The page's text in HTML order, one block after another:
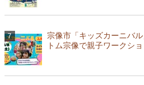
宗像市「キッズカーニバ
トム宗像で親子ワークシ